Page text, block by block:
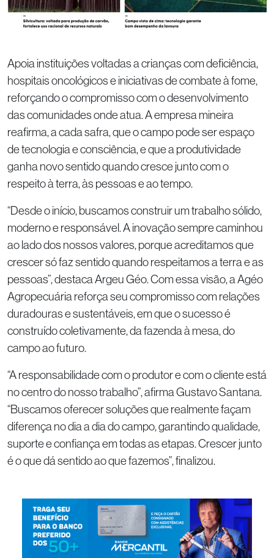
Apoia instituições voltadas a crianças com deficiência,
hospitais oncológicos e iniciativas de combate à fome,
reforçando o compromisso com o desenvolvimento
das comunidades onde atua. A empresa mineira
reafirma, a cada safra, que o campo pode ser espaço
de tecnologia e consciência, e que a produtividade
ganha novo sentido quando cresce junto com o
respeito à terra, às pessoas e ao tempo.
“Desde o início, buscamos construir um trabalho sólido,
moderno e responsável. A inovação sempre caminhou
ao lado dos nossos valores, porque acreditamos que
crescer só faz sentido quando respeitamos a terra e as
pessoas”, destaca Argeu Géo. Com essa visão, a Agéo
Agropecuária reforça seu compromisso com relações
duradouras e sustentáveis, em que o sucesso é
construído coletivamente, da fazenda à mesa, do
campo ao futuro.
“A responsabilidade com o produtor e com o cliente está
no centro do nosso trabalho”, afirma Gustavo Santana.
“Buscamos oferecer soluções que realmente façam
diferença no dia a dia do campo, garantindo qualidade,
suporte e confiança em todas as etapas. Crescer junto
é o que dá sentido ao que fazemos”, finalizou.